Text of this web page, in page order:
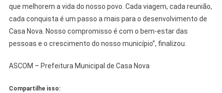
que melhorem a vida do nosso povo. Cada viagem, cada reunião,
cada conquista é um passo a mais para o desenvolvimento de
Casa Nova. Nosso compromisso é com o bem-estar das
pessoas e o crescimento do nosso município”, finalizou.
ASCOM – Prefeitura Municipal de Casa Nova
Compartilhe isso: